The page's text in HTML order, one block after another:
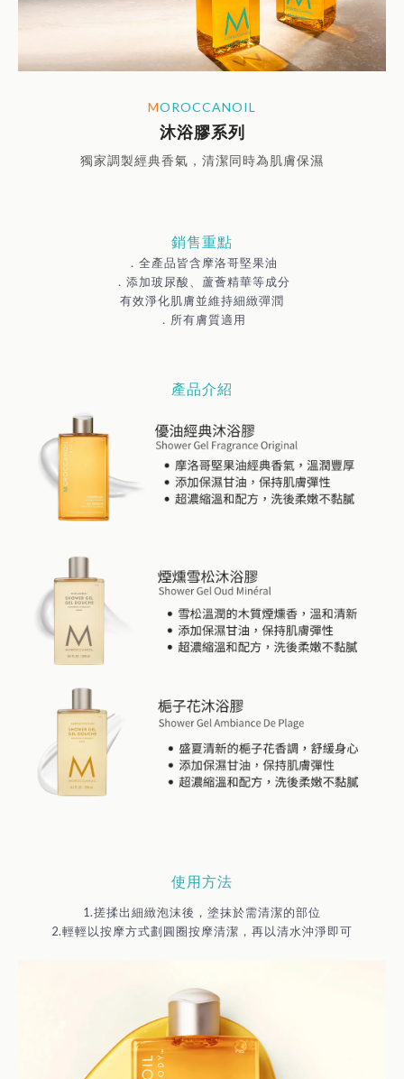
MOROCCANOIL
沐浴膠系列
獨家調製經典香氣，清潔同時為肌膚保濕
銷售重點
．全產品皆含摩洛哥堅果油
．添加玻尿酸、蘆薈精華等成分
有效淨化肌膚並維持細緻彈潤
．所有膚質適用
產品介紹
使用方法
1.搓揉出細緻泡沫後，塗抹於需清潔的部位
2.輕輕以按摩方式劃圓圈按摩清潔，再以清水沖淨即可